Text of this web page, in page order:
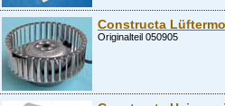
Constructa
Originalteil 050905